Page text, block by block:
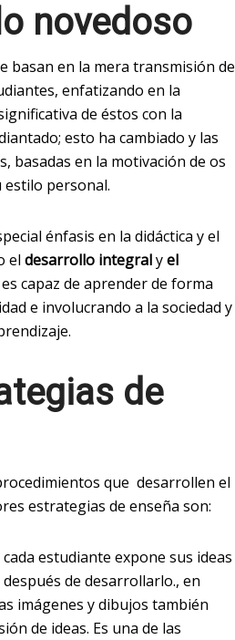
novedoso
basan en la mera transmisión de
enfatizando en la
de éstos con la
esto ha cambiado y las
basadas en la motivación de os
estilo personal.
énfasis en la didáctica y el
el desarrollo integralyel
capaz de aprender de forma
e involucrando a la sociedad y
de
que desarrollen el
estrategias de enseña son:
cada estudiante expone sus ideas
de desarrollarlo., en
imágenes y dibujos también
de ideas. Es una de las